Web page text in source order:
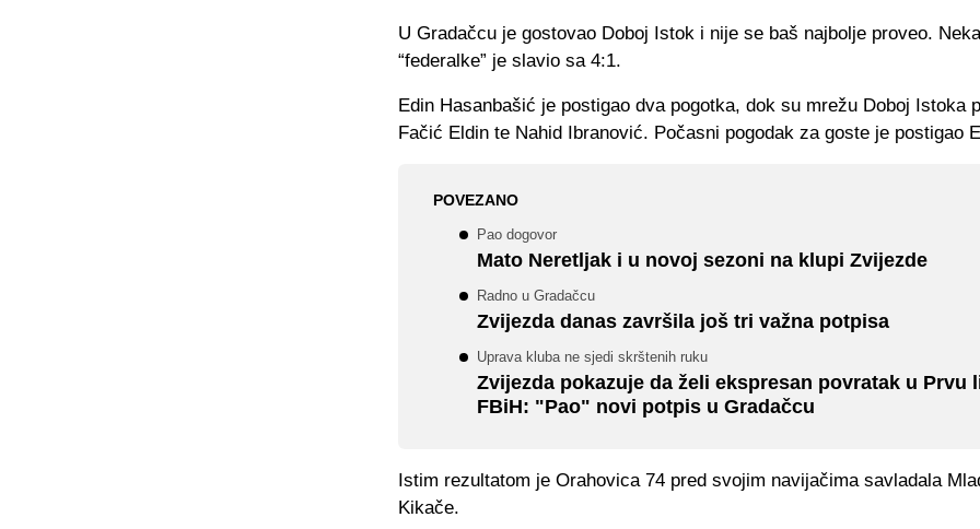
U Gradačcu je gostovao Doboj Istok i nije se baš najbolje proveo.
“federalke” je slavio sa 4:1.
Edin Hasanbašić je postigao dva pogotka, dok su mrežu Doboj Istoka
Fačić Eldin te Nahid Ibranović. Počasni pogodak za goste je postigao
POVEZANO
Pao dogovor
Mato Neretljak i u novoj sezoni na klupi Zvijezde
Radno u Gradačcu
Zvijezda danas završila još tri važna potpisa
Uprava kluba ne sjedi skrštenih ruku
Zvijezda pokazuje da želi ekspresan povratak u Prvu
FBiH: "Pao" novi potpis u Gradačcu
Istim rezultatom je Orahovica 74 pred svojim navijačima savladala
Kikače.